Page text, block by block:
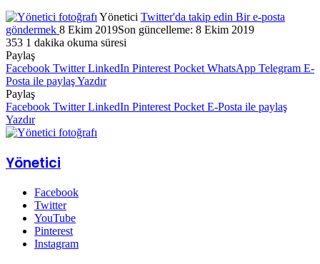
Yönetici Twitter'da takip edin Bir e-posta
göndermek 8 Ekim 2019Son güncelleme: 8 Ekim 2019
353 1 dakika okuma süresi
Paylaş
Facebook Twitter LinkedIn Pinterest Pocket WhatsApp Telegram E-
Posta ile paylaşYazdır
Paylaş
Facebook Twitter LinkedIn Pinterest Pocket E-Posta ile paylaş
Yazdır
Yönetici
Facebook
Twitter
YouTube
Pinterest
Instagram